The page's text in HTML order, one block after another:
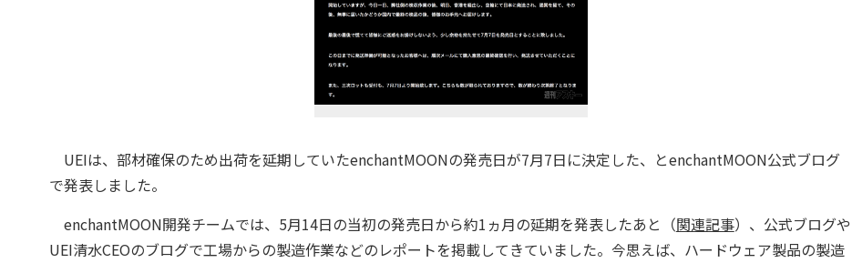
UEIは、部材確保のため出荷を延期していたenchantMOONの発売日が7月7日に決定した、とenchantMOON公式ブログ
で発表しました。
enchantMOON開発チームでは、5月14日の当初の発売日から約1ヵ月の延期を発表したあと（関連記事）、公式ブログや
UEI清水CEOのブログで工場からの製造作業などのレポートを掲載してきていました。今思えば、ハードウェア製品の製造